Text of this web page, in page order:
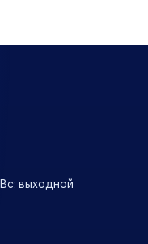
Вс: выходной